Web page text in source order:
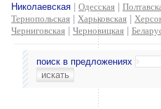
Николаевская
Одесская
Тернопольская
Харьковская
Черниговская
Черновицкая
поиск в предложениях